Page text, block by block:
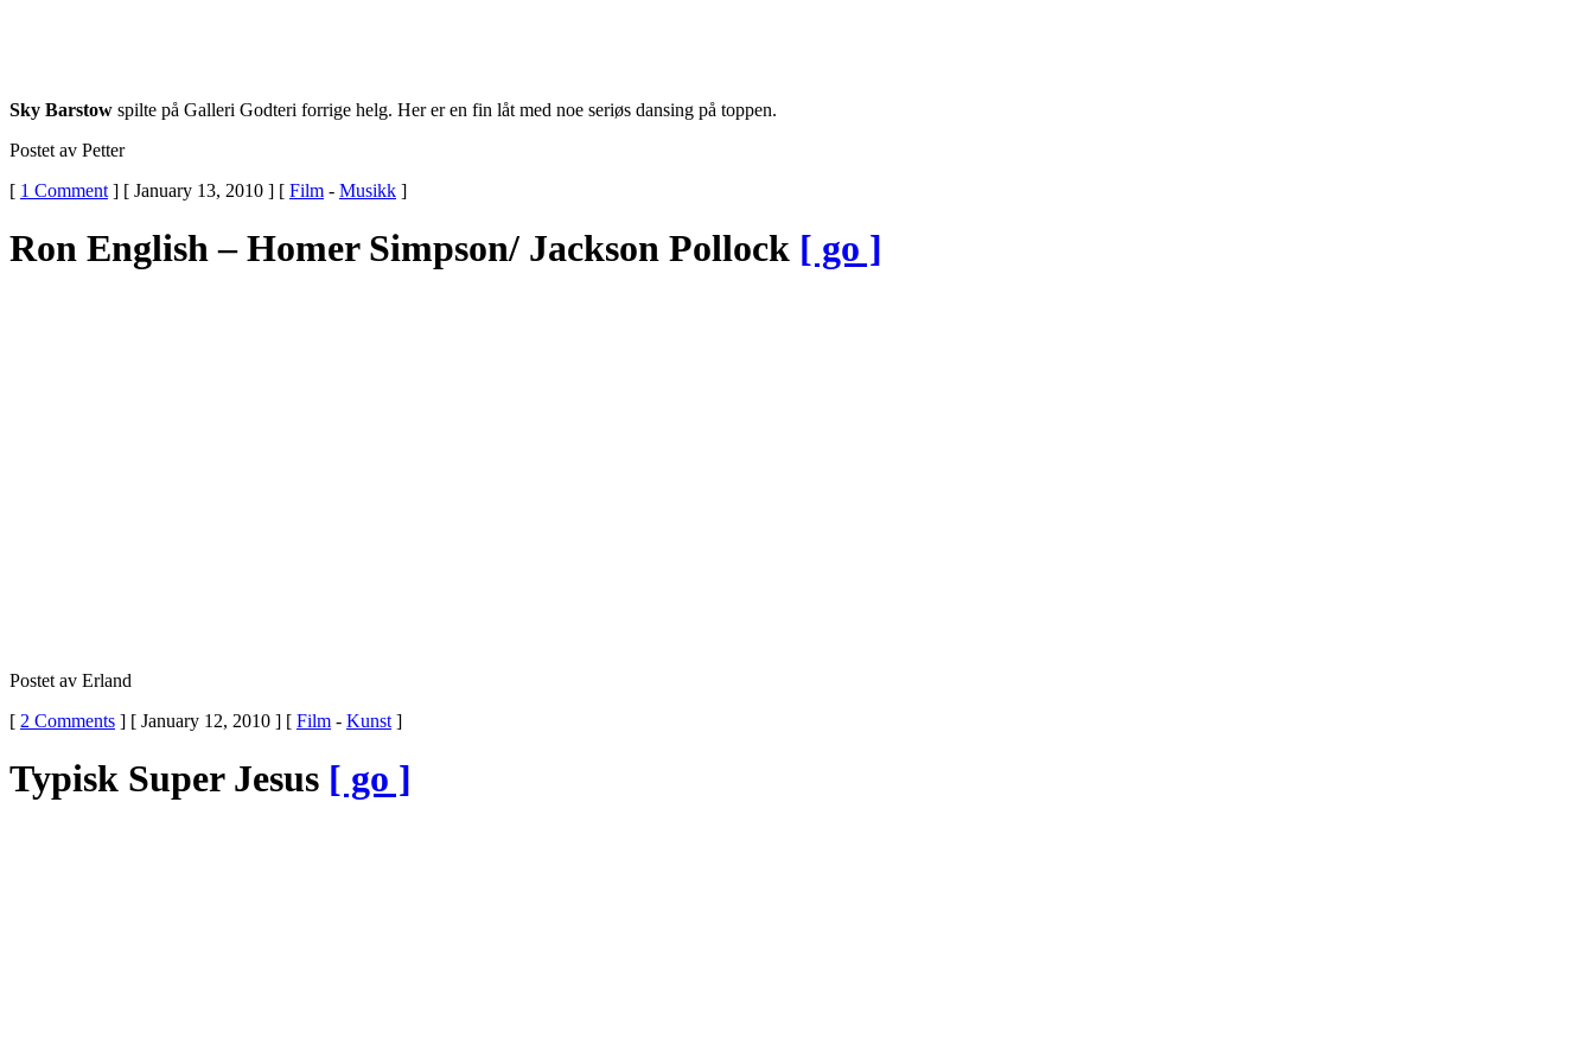
Sky Barstow spilte på Galleri Godteri forrige helg. Her er en fin låt med noe seriøs dansing på toppen.
Postet av Petter
[ 1 Comment ] [ January 13, 2010 ] [ Film - Musikk ]
Ron English – Homer Simpson/ Jackson Pollock [ go ]
Postet av Erland
[ 2 Comments ] [ January 12, 2010 ] [ Film - Kunst ]
Typisk Super Jesus [ go ]